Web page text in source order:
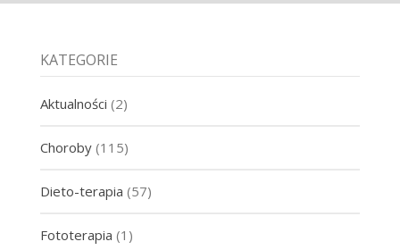
KATEGORIE
Aktualności (2)
Choroby(115)
Dieto-terapia (57)
Fototerapia (1)